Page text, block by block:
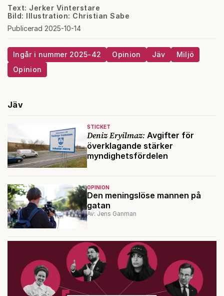
Text: Jerker Vinterstare
Bild: Illustration: Christian Sabe
Publicerad 2025-10-14
Ingår i nummer 2025-42 Opinion Jäv
Miljö
Opinion
Jäv
STICKET
Deniz Eryilmaz: Avgifter för
överklagande stärker
myndighetsfördelen
OPINION
Den meningslöse mannen på
gatan
Av: Jens Ganman